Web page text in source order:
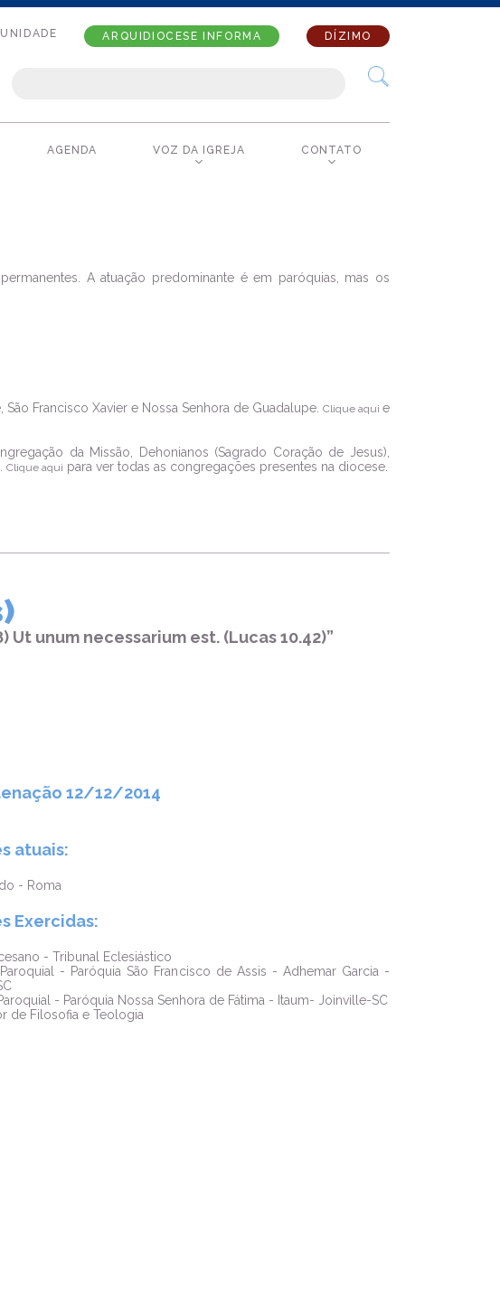
DÍZIMO
ARQUIDIOCESE INFORMA
AGENDA VOZ DA IGREJA CONTATO
A atuação predominante é em paróquias, mas os
Francisco Xavier e Nossa Senhora de Guadalupe. Clique aqui e
da Missão, Dehonianos (Sagrado Coração de Jesus),
Clique aqui para ver todas as congregações presentes na diocese.
unum necessarium est. (Lucas 10.42)”
12/12/2014
atuais:
- Roma
Exercidas:
- Tribunal Eclesiástico
- Paróquia São Francisco de Assis - Adhemar Garcia -
- Paróquia Nossa Senhora de Fátima - Itaum- Joinville-SC
de Filosofia e Teologia